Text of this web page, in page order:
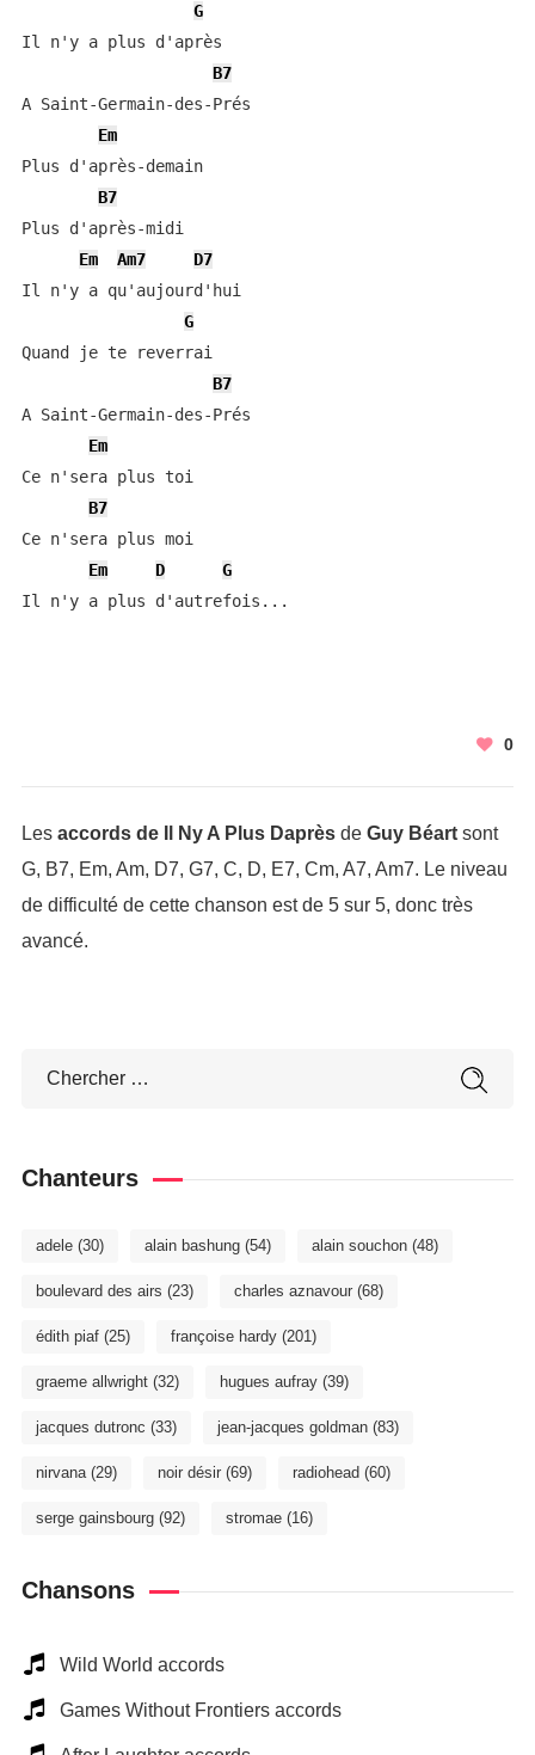
G
Il n'y a plus d'après
B7
A Saint-Germain-des-Prés
Em
Plus d'après-demain
B7
Plus d'après-midi
Em
Am7
D7
Il n'y a qu'aujourd'hui
G
Quand je te reverrai
B7
A Saint-Germain-des-Prés
Em
Ce n'sera plus toi
B7
Ce n'sera plus moi
Em
D
G
Il n'y a plus d'autrefois...
0
Les accords de Il Ny A Plus Daprèsde Guy Béartsont
G, B7, Em, Am, D7, G7, C, D, E7, Cm, A7, Am7. Le niveau
de difficulté de cette chanson est de 5 sur 5, donc très
avancé.
Chanteurs
adele(30) alain bashung(54) alain souchon(48)
boulevard des airs (23) charles aznavour(68)
édith piaf(25) françoise hardy(201)
graeme allwright(32) hugues aufray(39)
jacques dutronc (33) jean-jacques goldman(83)
nirvana(29) noir désir(69) radiohead (60)
serge gainsbourg(92) stromae(16)
Chansons
Wild World accords
Games Without Frontiers accords